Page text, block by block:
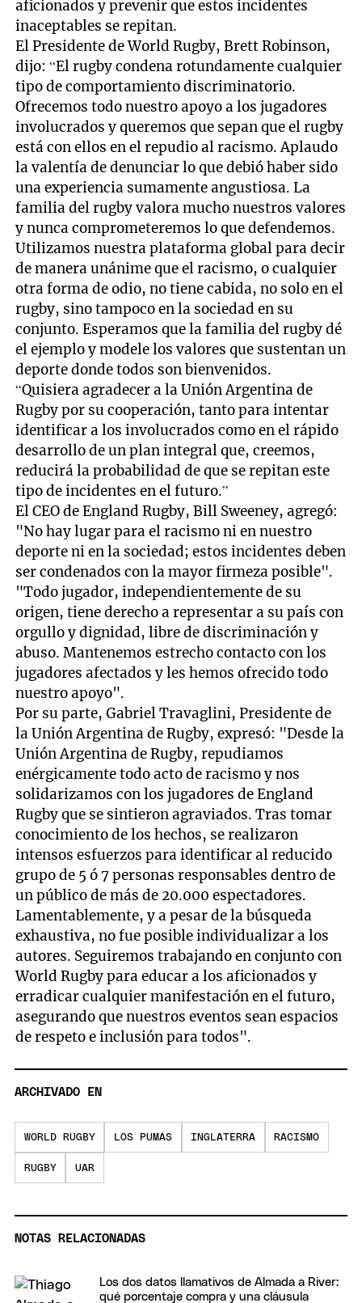
aficionados y prevenir que estos incidentes
inaceptables se repitan.
El Presidente de World Rugby, Brett Robinson,
dijo: “El rugby condena rotundamente cualquier
tipo de comportamiento discriminatorio.
Ofrecemos todo nuestro apoyo a los jugadores
involucrados y queremos que sepan que el rugby
está con ellos en el repudio al racismo. Aplaudo
la valentía de denunciar lo que debió haber sido
una experiencia sumamente angustiosa. La
familia del rugby valora mucho nuestros valores
y nunca comprometeremos lo que defendemos.
Utilizamos nuestra plataforma global para decir
de manera unánime que el racismo, o cualquier
otra forma de odio, no tiene cabida, no solo en el
rugby, sino tampoco en la sociedad en su
conjunto. Esperamos que la familia del rugby dé
el ejemplo y modele los valores que sustentan un
deporte donde todos son bienvenidos.
“Quisiera agradecer a la Unión Argentina de
Rugby por su cooperación, tanto para intentar
identificar a los involucrados como en el rápido
desarrollo de un plan integral que, creemos,
reducirá la probabilidad de que se repitan este
tipo de incidentes en el futuro.”
El CEO de England Rugby, Bill Sweeney, agregó:
"No hay lugar para el racismo ni en nuestro
deporte ni en la sociedad; estos incidentes deben
ser condenados con la mayor firmeza posible".
"Todo jugador, independientemente de su
origen, tiene derecho a representar a su país con
orgullo y dignidad, libre de discriminación y
abuso. Mantenemos estrecho contacto con los
jugadores afectados y les hemos ofrecido todo
nuestro apoyo".
Por su parte, Gabriel Travaglini, Presidente de
la Unión Argentina de Rugby, expresó: "Desde la
Unión Argentina de Rugby, repudiamos
enérgicamente todo acto de racismo y nos
solidarizamos con los jugadores de England
Rugby que se sintieron agraviados. Tras tomar
conocimiento de los hechos, se realizaron
intensos esfuerzos para identificar al reducido
grupo de 5 ó 7 personas responsables dentro de
un público de más de 20.000 espectadores.
Lamentablemente, y a pesar de la búsqueda
exhaustiva, no fue posible individualizar a los
autores. Seguiremos trabajando en conjunto con
World Rugby para educar a los aficionados y
erradicar cualquier manifestación en el futuro,
asegurando que nuestros eventos sean espacios
de respeto e inclusión para todos".
ARCHIVADO EN
WORLD RUGBY LOS PUMAS INGLATERRA RACISMO
RUGBY UAR
NOTAS RELACIONADAS
Los dos datos llamativos de Almada a River:
qué porcentaje compra y una cláusula